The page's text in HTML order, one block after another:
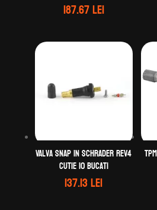
187.67lei
Valva Snap In Schrader Rev4
Cutie 10 bucati
137.13lei